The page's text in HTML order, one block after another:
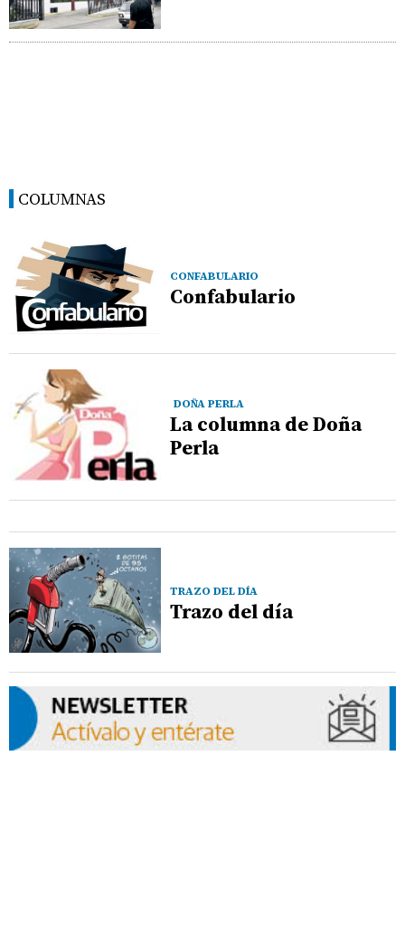
COLUMNAS
CONFABULARIO
Confabulario
DOÑA PERLA
La columna de Doña
Perla
TRAZO DEL DÍA
Trazo del día